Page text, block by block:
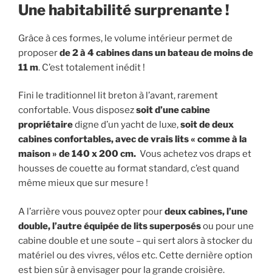
Une habitabilité surprenante !
Grâce à ces formes, le volume intérieur permet de
proposerde 2 à 4 cabines dans un bateau de moins de
11 m. C’est totalement inédit !
Fini le traditionnel lit breton à l’avant, rarement
confortable. Vous disposezsoit d’une cabine
propriétairedigne d’un yacht de luxe,soit dedeux
cabines confortables, avec de vrais lits « comme à la
maison » de 140 x 200 cm. Vous achetez vos draps et
housses de couette au format standard, c’est quand
même mieux que sur mesure !
A l’arrière vous pouvez opter pourdeux cabines, l’une
double, l’autre équipée de lits superposésou pour une
cabine double et une soute – qui sert alors à stocker du
matériel ou des vivres, vélos etc. Cette dernière option
est bien sûr à envisager pour la grande croisière.